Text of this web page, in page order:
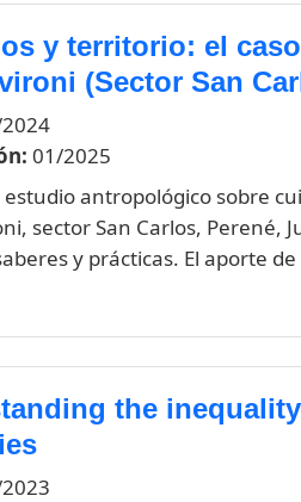
y territorio: el
(Sector San
01/2025
estudio antropológico sobre
sector San Carlos, Perené,
y prácticas. El aporte
the